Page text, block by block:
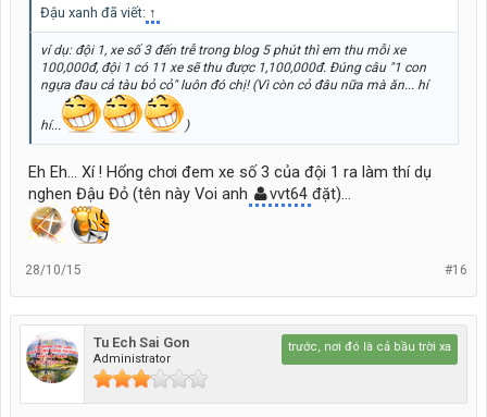
Đậu xanh đã viết: ↑
ví dụ: đội 1, xe số 3 đến trễ trong blog 5 phút thì em thu mỗi xe
100,000đ, đội 1 có 11 xe sẽ thu được 1,100,000đ. Đúng câu "1 con
ngựa đau cả tàu bỏ cỏ" luôn đó chị! (Vì còn cỏ đâu nữa mà ăn... hí
hí... )
Eh Eh... Xí ! Hổng chơi đem xe số 3 của đội 1 ra làm thí dụ
nghen Đậu Đỏ (tên này Voi anh
vvt64 đặt)...
#16
28/10/15
Tu Ech Sai Gon
Administrator
Hãy lái lên phía trước, nơi đó là cả bầu trời xanh.....